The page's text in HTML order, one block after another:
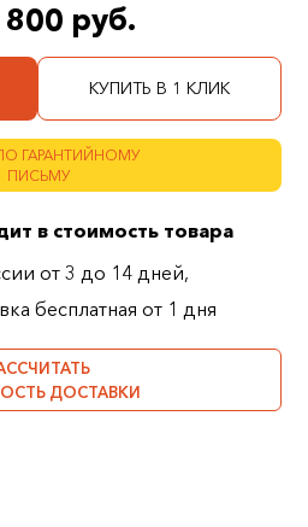
руб.
КУПИТЬ В 1 КЛИК
ГАРАНТИЙНОМУ
ПИСЬМУ
в стоимость товара
от 3 до 14 дней,
бесплатная от 1 дня
ДОСТАВКИ